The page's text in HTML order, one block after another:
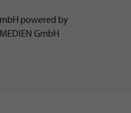
powered by
GmbH